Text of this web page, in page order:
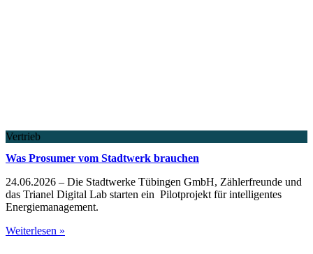
Vertrieb
Was Prosumer vom Stadtwerk brauchen
24.06.2026 – Die Stadtwerke Tübingen GmbH, Zählerfreunde und
das Trianel Digital Lab starten ein Pilotprojekt für intelligentes
Energiemanagement.
Weiterlesen »